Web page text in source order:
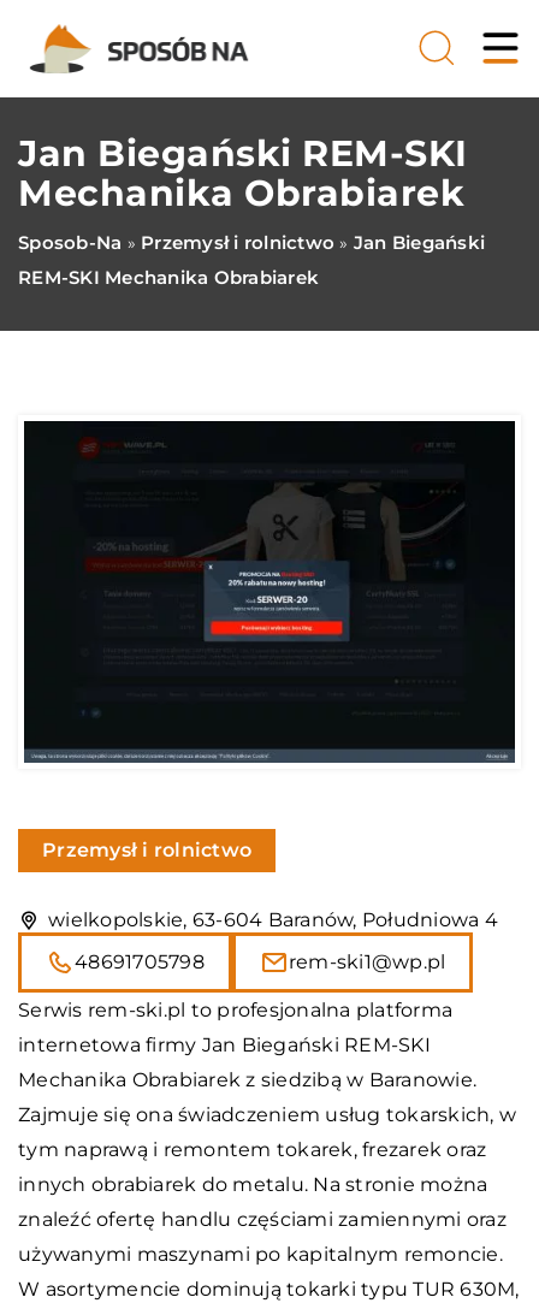
Jan Biegański REM-SKI
Mechanika Obrabiarek
Sposob-Na » Przemysł i rolnictwo » Jan Biegański
REM-SKI Mechanika Obrabiarek
Przemysł i rolnictwo
wielkopolskie, 63-604 Baranów, Południowa 4
48691705798
rem-ski1@wp.pl
Serwis rem-ski.pl to profesjonalna platforma
internetowa firmy Jan Biegański REM-SKI
Mechanika Obrabiarek z siedzibą w Baranowie.
Zajmuje się ona świadczeniem usług tokarskich, w
tym naprawą i remontem tokarek, frezarek oraz
innych obrabiarek do metalu. Na stronie można
znaleźć ofertę handlu częściami zamiennymi oraz
używanymi maszynami po kapitalnym remoncie.
W asortymencie dominują tokarki typu TUR 630M,